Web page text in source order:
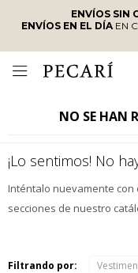
ENVÍOS SIN
ENVÍOS EN EL DÍAEN

NO SE HAN
¡Lo sentimos! No
Inténtalo nuevamente
secciones de nuestro
Filtrando por: